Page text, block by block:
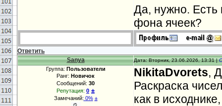
Да, нужно. Есть
фона ячеек?
Ответить
Sanya
Дата: Вторник, 23.06.2026, 13:31 |
Группа: Пользователи
Ранг: Новичок
Сообщений: 30
Репутация: 0 ±
Замечаний: 0% ±
NikitaDvorets,
Раскраска
как в